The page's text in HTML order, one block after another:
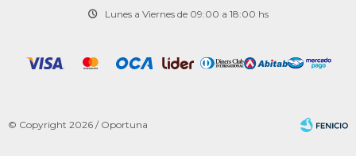
Lunes a Viernes de 09:00 a 18:00 hs
© Copyright 2026 / Oportuna